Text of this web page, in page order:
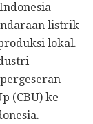
listrik
lokal.
(CBU) ke